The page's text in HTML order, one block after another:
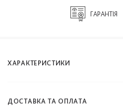
ГАРАНТІЯ
ХАРАКТЕРИСТИКИ
ДОСТАВКА ТА ОПЛАТА